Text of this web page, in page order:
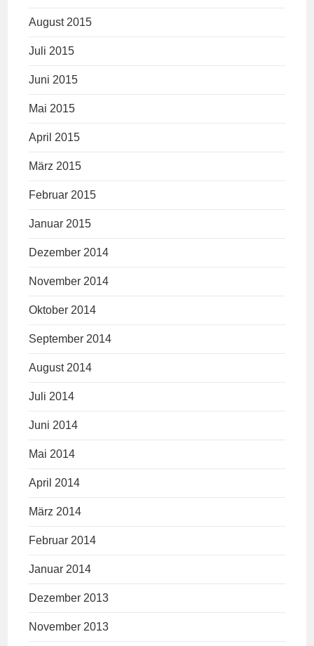
August 2015
Juli 2015
Juni 2015
Mai 2015
April 2015
März 2015
Februar 2015
Januar 2015
Dezember 2014
November 2014
Oktober 2014
September 2014
August 2014
Juli 2014
Juni 2014
Mai 2014
April 2014
März 2014
Februar 2014
Januar 2014
Dezember 2013
November 2013